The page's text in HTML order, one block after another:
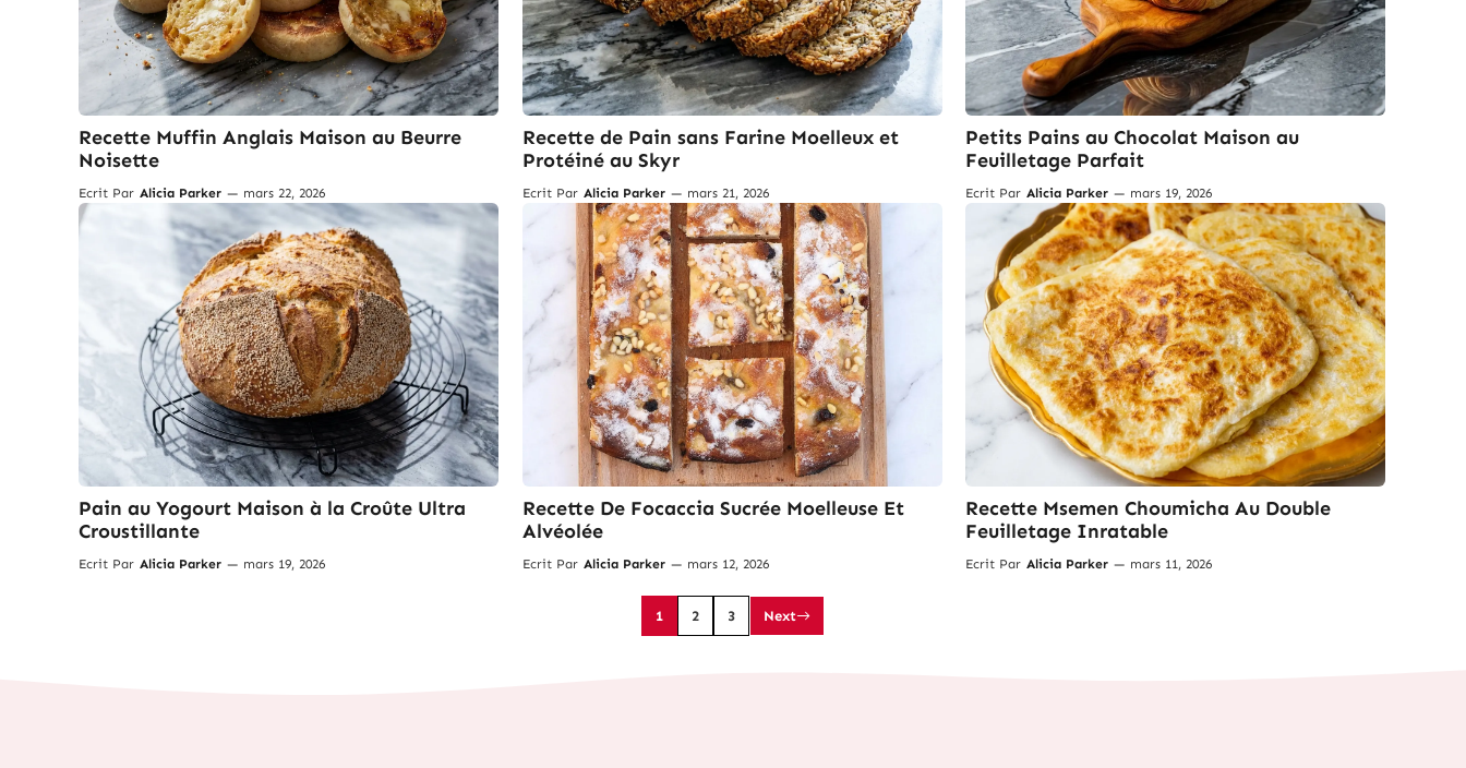
Recette Muffin Anglais Maison au Beurre
Noisette
Ecrit Par Alicia Parker — mars 22, 2026
Recette de Pain sans Farine Moelleux et
Protéiné au Skyr
Ecrit Par Alicia Parker — mars 21, 2026
Petits Pains au Chocolat Maison au
Feuilletage Parfait
Ecrit Par Alicia Parker — mars 19, 2026
Pain au Yogourt Maison à la Croûte Ultra
Croustillante
Ecrit Par Alicia Parker — mars 19, 2026
Recette De Focaccia Sucrée Moelleuse Et
Alvéolée
Ecrit Par Alicia Parker — mars 12, 2026
Recette Msemen Choumicha Au Double
Feuilletage Inratable
Ecrit Par Alicia Parker — mars 11, 2026
1 2 3 Next